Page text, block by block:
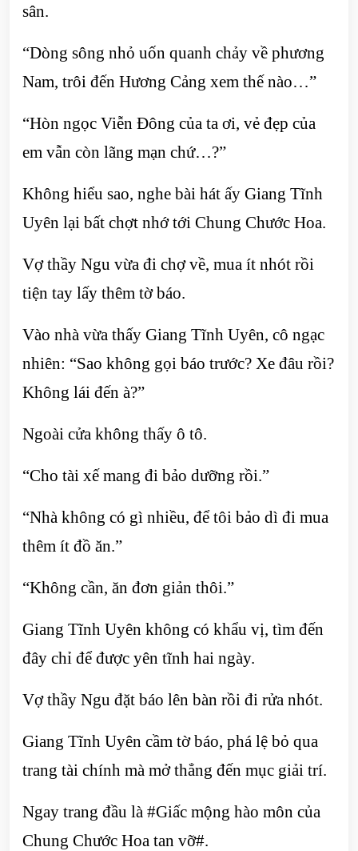
sân.
“Dòng sông nhỏ uốn quanh chảy về phương
Nam, trôi đến Hương Cảng xem thế nào…”
“Hòn ngọc Viễn Đông của ta ơi, vẻ đẹp của
em vẫn còn lãng mạn chứ…?”
Không hiểu sao, nghe bài hát ấy Giang Tĩnh
Uyên lại bất chợt nhớ tới Chung Chước Hoa.
Vợ thầy Ngu vừa đi chợ về, mua ít nhót rồi
tiện tay lấy thêm tờ báo.
Vào nhà vừa thấy Giang Tĩnh Uyên, cô ngạc
nhiên: “Sao không gọi báo trước? Xe đâu rồi?
Không lái đến à?”
Ngoài cửa không thấy ô tô.
“Cho tài xế mang đi bảo dưỡng rồi.”
“Nhà không có gì nhiều, để tôi bảo dì đi mua
thêm ít đồ ăn.”
“Không cần, ăn đơn giản thôi.”
Giang Tĩnh Uyên không có khẩu vị, tìm đến
đây chỉ để được yên tĩnh hai ngày.
Vợ thầy Ngu đặt báo lên bàn rồi đi rửa nhót.
Giang Tĩnh Uyên cầm tờ báo, phá lệ bỏ qua
trang tài chính mà mở thẳng đến mục giải trí.
Ngay trang đầu là #Giấc mộng hào môn của
Chung Chước Hoa tan vỡ#.